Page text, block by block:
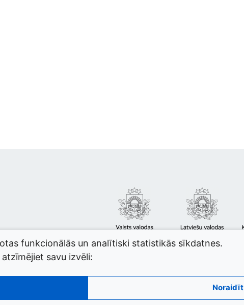
funkcionālās un analītiski statistikās sīkdatnes.
savu izvēli:
Noraidīt